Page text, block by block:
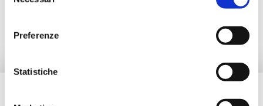
Preferenze
Statistiche